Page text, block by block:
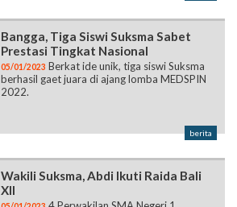
Bangga, Tiga Siswi Suksma Sabet
Prestasi Tingkat Nasional
05/01/2023 Berkat ide unik, tiga siswi Suksma
berhasil gaet juara di ajang lomba MEDSPIN
2022.
berita
Wakili Suksma, Abdi Ikuti Raida Bali
XII